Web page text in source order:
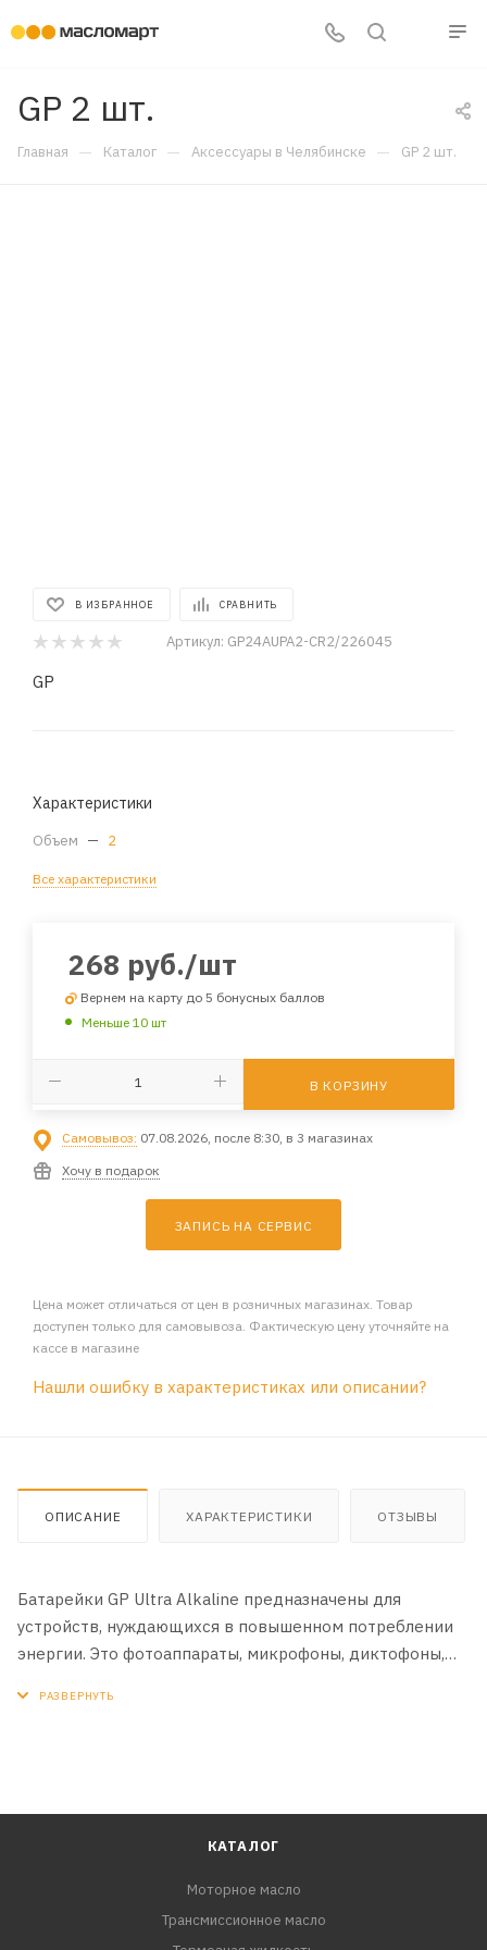
GP 2 шт.
Главная — Каталог — Аксессуары в Челябинске — GP 2 шт.
В ИЗБРАННОЕ СРАВНИТЬ
Артикул: GP24AUPA2-CR2/226045
GP
Характеристики
Объем — 2
Все характеристики
268 руб./шт
Вернем на карту до 5 бонусных баллов
Меньше 10 шт
В КОРЗИНУ
Самовывоз: 07.08.2026, после 8:30, в 3 магазинах
Хочу в подарок
ЗАПИСЬ НА СЕРВИС
Цена может отличаться от цен в розничных магазинах. Товар
доступен только для самовывоза. Фактическую цену уточняйте на
кассе в магазине
Нашли ошибку в характеристиках или описании?
ОПИСАНИЕ ХАРАКТЕРИСТИКИ ОТЗЫВЫ
Батарейки GP Ultra Alkaline предназначены для
устройств, нуждающихся в повышенном потреблении
энергии. Это фотоаппараты, микрофоны, диктофоны,
КАТАЛОГ
Моторное масло
Трансмиссионное масло